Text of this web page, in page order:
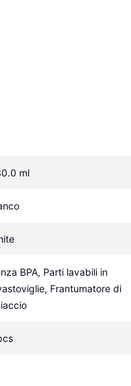
ml
BPA, Parti lavabili in
Frantumatore di